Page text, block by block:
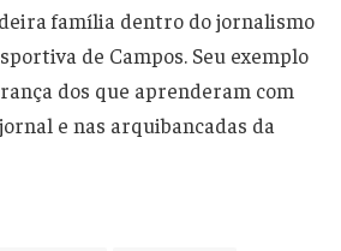
família dentro do jornalismo
de Campos. Seu exemplo
dos que aprenderam com
e nas arquibancadas da